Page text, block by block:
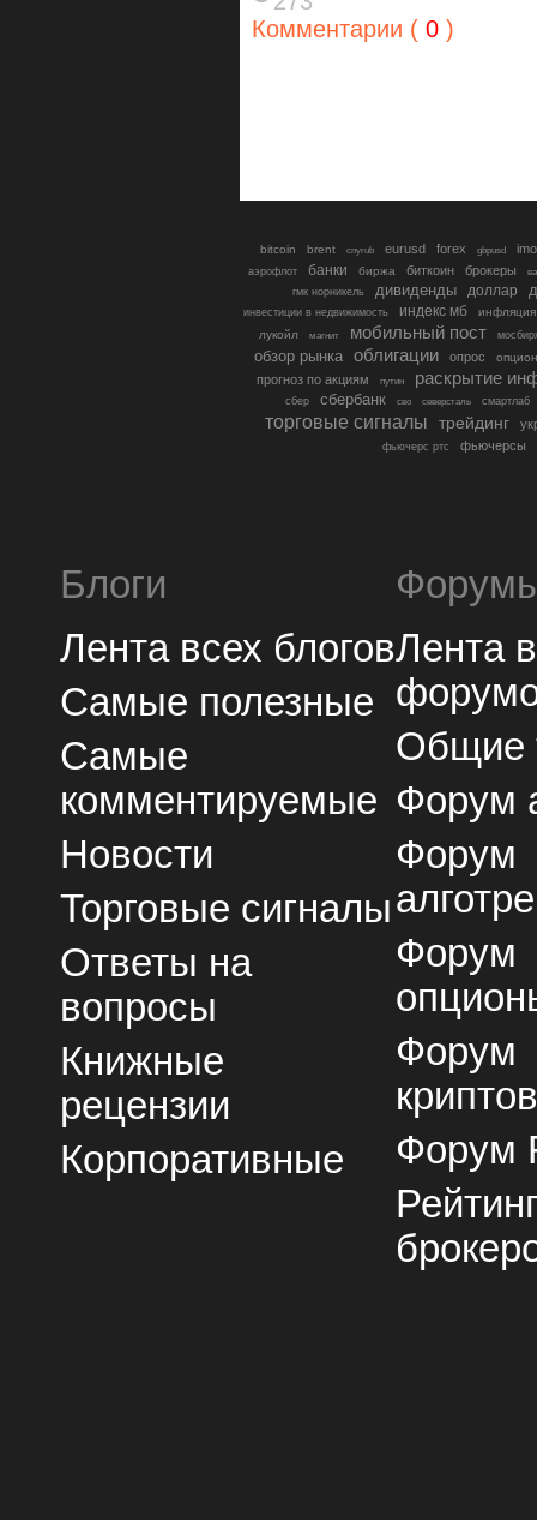
Комментарии ( 0 )
bitcoin brent cnyrub eurusd forex gbpusd
аэрофлот банки биржа биткоин брокеры
гмк норникель
дивиденды доллар
инвестиции в недвижимость индекс мб
инфляция
лукойл
магнит мобильный пост
обзор рынка облигации опрос
прогноз по акциям путин раскрытие
сбер сбербанк сво северсталь смартлаб
торговые сигналы трейдинг
фьючерс ртс фьючерсы
Блоги
Лента всех блогов
Самые полезные
Самые
комментируемые
Новости
Торговые сигналы
Ответы на
вопросы
Книжные
рецензии
Корпоративные
Лента
Общие
Форум
Форум
Форум
Форум
Форум